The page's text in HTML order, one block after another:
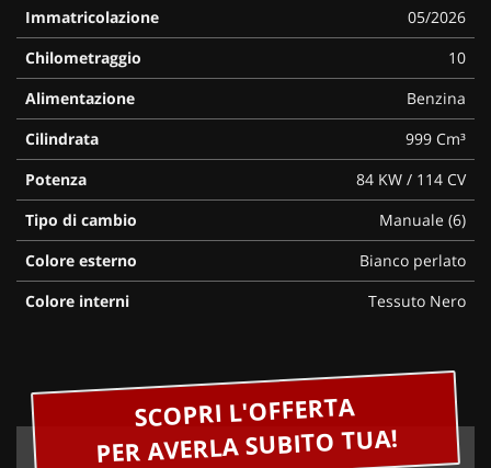
Immatricolazione
05/2026
Chilometraggio
10
Alimentazione
Benzina
Cilindrata
999 Cm³
Potenza
84 KW / 114 CV
Tipo di cambio
Manuale (6)
Colore esterno
Bianco perlato
Colore interni
Tessuto Nero
SCOPRI L'OFFERTA
PER AVERLA SUBITO TUA!